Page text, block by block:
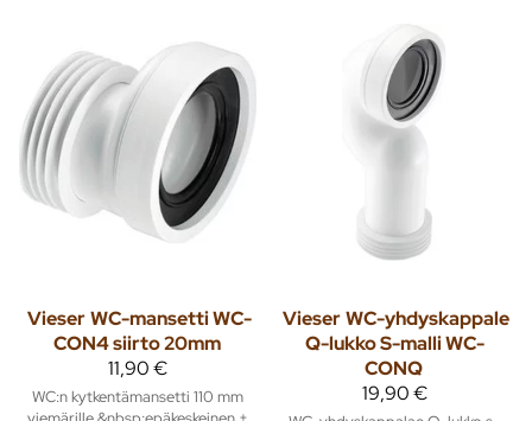
Vieser WC-mansetti WC-
CON4 siirto 20mm
11,90 €
WC:n kytkentämansetti 110 mm
Vieser WC-yhdyskappale
Q-lukko S-malli WC-
CONQ
19,90 €